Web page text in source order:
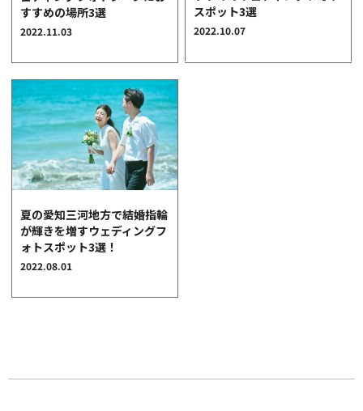
すすめの場所3選
2022.11.03
スポット3選
2022.10.07
夏の愛知三河地方で結婚指輪
が輝きを増すウェディングフ
ォトスポット3選！
2022.08.01